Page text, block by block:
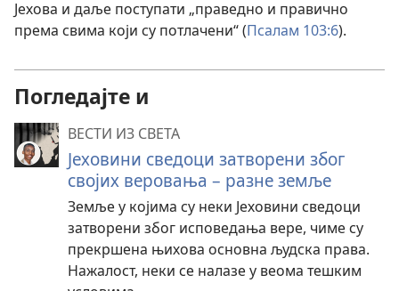
Јехова и даље поступати „праведно и правично
према свима који су потлачени“ (Псалам 103:6).
Погледајте и
ВЕСТИ ИЗ СВЕТА
Јеховини сведоци затворени због
својих веровања – разне земље
Земље у којима су неки Јеховини сведоци
затворени због исповедања вере, чиме су
прекршена њихова основна људска права.
Нажалост, неки се налазе у веома тешким